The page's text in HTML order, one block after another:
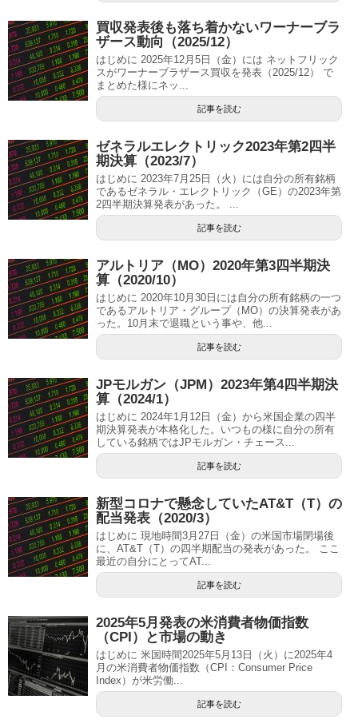
買収発表後も落ち着かないワーナーブラ
ザース動向（2025/12）
はじめに 2025年12月5日（金）には ネットフリック
スがワーナーブラザース買収を発表（2025/12） で
まとめた様にネッ...
記事を読む
ゼネラルエレクトリック2023年第2四半
期決算（2023/7）
はじめに 2023年7月25日（火）には自分の所有銘柄
であるゼネラル・エレクトリック（GE）の2023年第
2四半期決算発表があった。 ...
記事を読む
アルトリア（MO）2020年第3四半期決
算（2020/10）
はじめに 2020年10月30日には自分の所有銘柄の一つ
であるアルトリア・グループ（MO）の決算発表があ
った。10月末で退職という事や、他...
記事を読む
JPモルガン（JPM）2023年第4四半期決
算（2024/1）
はじめに 2024年1月12日（金）から米国企業の四半
期決算発表が本格化した。いつもの様に自分の所有
している銘柄ではJPモルガン・チェース...
記事を読む
新型コロナで懸念していたAT&T（T）の
配当発表（2020/3）
はじめに 現地時間3月27日（金）の米国市場閉場後
に、AT&T（T）の四半期配当の発表があった。 ここ
最近の自分にとってAT...
記事を読む
2025年5月発表の米消費者物価指数
（CPI）と市場の動き
はじめに 米国時間2025年5月13日（火）に2025年4
月の米消費者物価指数（CPI：Consumer Price
Index）が米労働...
記事を読む